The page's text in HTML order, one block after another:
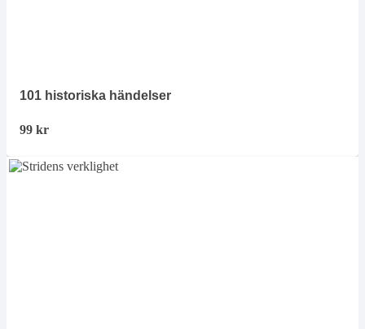
101 historiska händelser
99 kr